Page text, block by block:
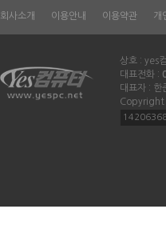
회사소개 이용안내 이용약관 개
상호 : yes
대표전화 :
대표자 :
Copyright